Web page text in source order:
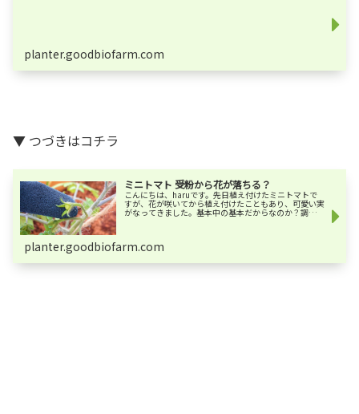
planter.goodbiofarm.com
▼ つづきはコチラ
ミニトマト 受粉から花が落ちる？
こんにちは、haruです。先日植え付けたミニトマトで
すが、花が咲いてから植え付けたこともあり、可愛い実
がなってきました。基本中の基本だからなのか？調べて
planter.goodbiofarm.com